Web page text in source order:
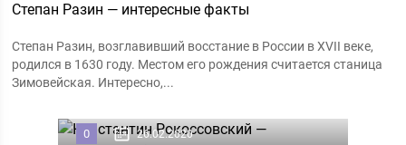
Степан Разин — интересные факты
Степан Разин, возглавивший восстание в России в XVII веке,
родился в 1630 году. Местом его рождения считается станица
Зимовейская. Интересно,...
0 26.02.2020